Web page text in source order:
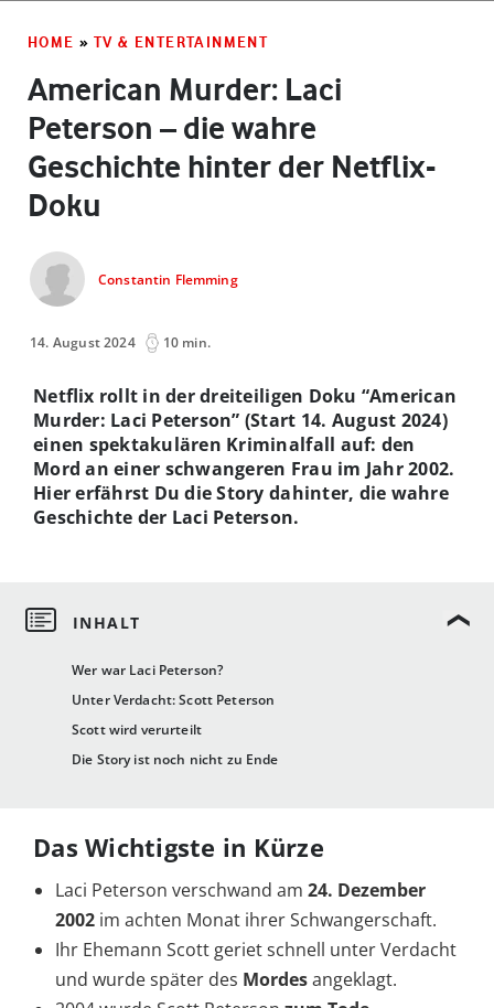
HOME » TV & ENTERTAINMENT
American Murder: Laci
Peterson – die wahre
Geschichte hinter der Netflix-
Doku
Constantin Flemming
14. August 2024 10 min.
Wer war Laci Peterson?
Unter Verdacht: Scott Peterson
Scott wird verurteilt
Die Story ist noch nicht zu Ende
Netflix rollt in der dreiteiligen Doku “American
Murder: Laci Peterson” (Start 14. August 2024)
einen spektakulären Kriminalfall auf: den
Mord an einer schwangeren Frau im Jahr 2002.
Hier erfährst Du die Story dahinter, die wahre
Geschichte der Laci Peterson.
Das Wichtigste in Kürze
Laci Peterson verschwand am 24. Dezember
2002 im achten Monat ihrer Schwangerschaft.
Ihr Ehemann Scott geriet schnell unter Verdacht
und wurde später des Mordesangeklagt.